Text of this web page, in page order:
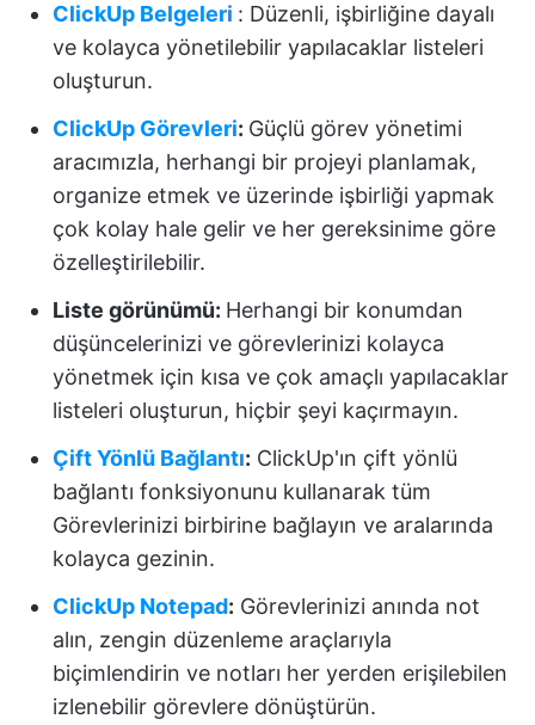
ClickUp Belgeleri : Düzenli, işbirliğine dayalı
ve kolayca yönetilebilir yapılacaklar listeleri
oluşturun.
ClickUp Görevleri: Güçlü görev yönetimi
aracımızla, herhangi bir projeyi planlamak,
organize etmek ve üzerinde işbirliği yapmak
çok kolay hale gelir ve her gereksinime göre
özelleştirilebilir.
Liste görünümü: Herhangi bir konumdan
düşüncelerinizi ve görevlerinizi kolayca
yönetmek için kısa ve çok amaçlı yapılacaklar
listeleri oluşturun, hiçbir şeyi kaçırmayın.
Çift Yönlü Bağlantı: ClickUp'ın çift yönlü
bağlantı fonksiyonunu kullanarak tüm
Görevlerinizi birbirine bağlayın ve aralarında
kolayca gezinin.
ClickUp Notepad: Görevlerinizi anında not
alın, zengin düzenleme araçlarıyla
biçimlendirin ve notları her yerden erişilebilen
izlenebilir görevlere dönüştürün.